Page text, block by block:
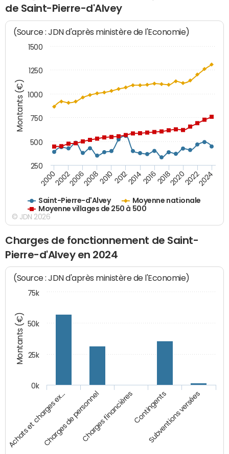
de Saint-Pierre-d'Alvey
Montants (€)
(Source : JDN d'après ministère de l'Economie)
Saint-Pierre-d'Alvey
Moyenne nationale
Moyenne villages de 250 à 500
200020022006200820102012201420162018202020222024
250
500
750
1000
1250
1500
© JDN 2026
Charges de fonctionnement de Saint-
Pierre-d'Alvey en 2024
Montants (€)
(Source : JDN d'après ministère de l'Economie)
Achats et charges ex…Charges de personnelCharges financièresContingents
Subventions versées
0k
50k
25k
75k